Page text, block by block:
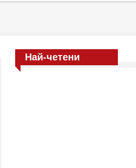
Най-четени